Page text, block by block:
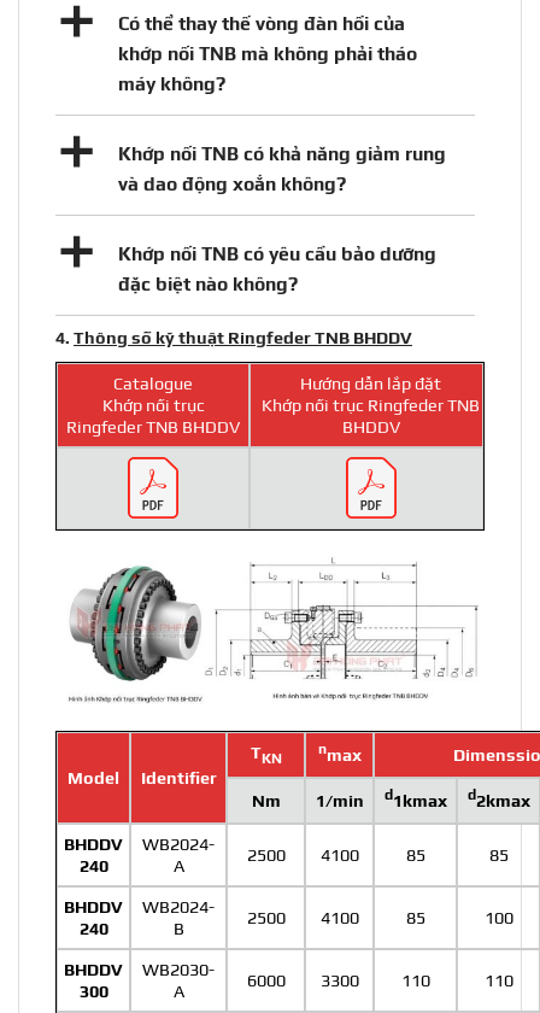
a
Có thể thay thế vòng đàn hồi của
khớp nối TNB mà không phải tháo
máy không?
a
Khớp nối TNB có khả năng giảm rung
và dao động xoắn không?
a
Khớp nối TNB có yêu cầu bảo dưỡng
đặc biệt nào không?
4. Thông số kỹ thuật Ringfeder TNB BHDDV
Catalogue
Khớp nối trục
Ringfeder TNB BHDDV
Hướng dẫn lắp đặt
Khớp nối trục Ringfeder TNB
BHDDV
Model Identifier
TKN nmax
Nm 1/min d1kmax d2kmax
BHDDV
240
WB2024-
A
2500 4100 85 85
BHDDV
240
WB2024-
B
2500 4100 85 100
BHDDV
300
WB2030-
A
6000 3300 110 110